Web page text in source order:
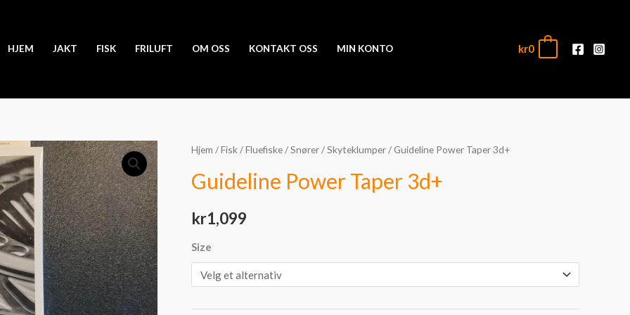
HJEM JAKT FISK FRILUFT OM OSS KONTAKT OSS MIN KONTO kr0
Hjem /Fisk/Fluefiske/Snører/Skyteklumper/ Guideline Power Taper 3d+
Guideline Power Taper 3d+
kr1,099
Size
Guideline
Taper
antall